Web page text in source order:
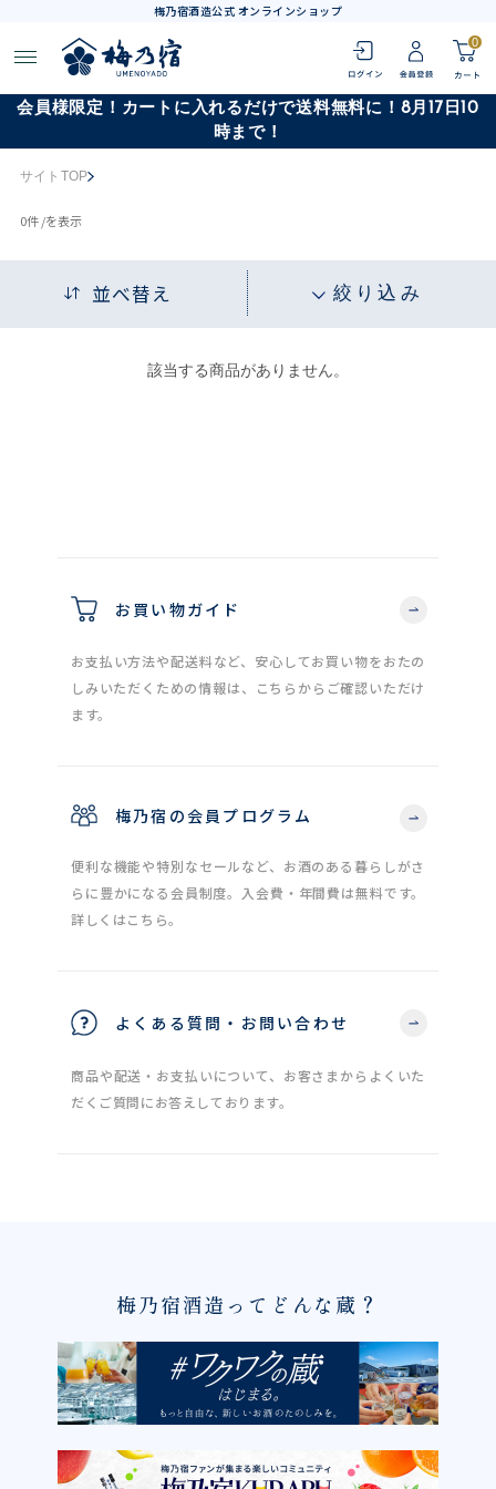
梅乃宿酒造公式 オンラインショップ
0
会員様限定！カートに入れるだけで送料無料に！8月17日10
時まで！
サイトTOP
0件 /を表示
並べ替え 絞り込み
該当する商品がありません。
お買い物ガイド
お支払い方法や配送料など、安心してお買い物をおたの
しみいただくための情報は、こちらからご確認いただけ
ます。
梅乃宿の会員プログラム
便利な機能や特別なセールなど、お酒のある暮らしがさ
らに豊かになる会員制度。入会費・年間費は無料です。
詳しくはこちら。
よくある質問・お問い合わせ
商品や配送・お支払いについて、お客さまからよくいた
だくご質問にお答えしております。
梅乃宿酒造ってどんな蔵？